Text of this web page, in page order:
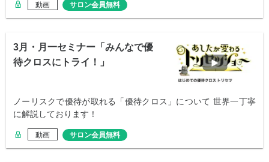
動画 サロン会員無料
3月・月一セミナー「みんなで優
待クロスにトライ！」
ノーリスクで優待が取れる「優待クロス」について 世界一丁寧
に解説しております！
動画 サロン会員無料